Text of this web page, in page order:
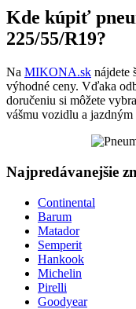
Kde kúpiť
225/55/R19?
Na MIKONA.sk nájdete
výhodné ceny. Vďaka
doručeniu si môžete
vášmu vozidlu a jazdným
Najpredávanejšie
Continental
Barum
Matador
Semperit
Hankook
Michelin
Pirelli
Goodyear